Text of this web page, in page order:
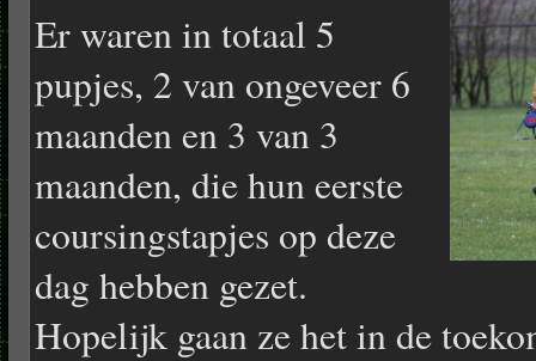
Er waren in totaal 5
pupjes, 2 van ongeveer 6
maanden en 3 van 3
maanden, die hun eerste
coursingstapjes op deze
dag hebben gezet.
Hopelijk gaan ze het in de